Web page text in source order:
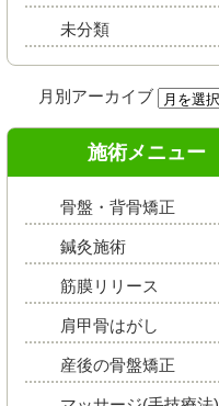
未分類
施術メニュー
骨盤・背骨矯正
鍼灸施術
筋膜リリース
肩甲骨はがし
産後の骨盤矯正